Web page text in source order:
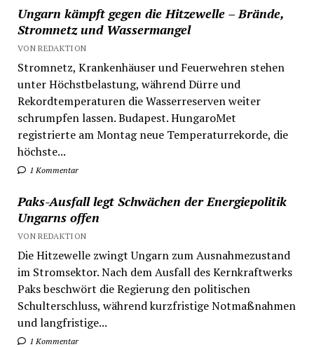
Ungarn kämpft gegen die Hitzewelle – Brände,
Stromnetz und Wassermangel
VON REDAKTION
Stromnetz, Krankenhäuser und Feuerwehren stehen
unter Höchstbelastung, während Dürre und
Rekordtemperaturen die Wasserreserven weiter
schrumpfen lassen. Budapest. HungaroMet
registrierte am Montag neue Temperaturrekorde, die
höchste...
1 Kommentar
Paks-Ausfall legt Schwächen der Energiepolitik
Ungarns offen
VON REDAKTION
Die Hitzewelle zwingt Ungarn zum Ausnahmezustand
im Stromsektor. Nach dem Ausfall des Kernkraftwerks
Paks beschwört die Regierung den politischen
Schulterschluss, während kurzfristige Notmaßnahmen
und langfristige...
1 Kommentar